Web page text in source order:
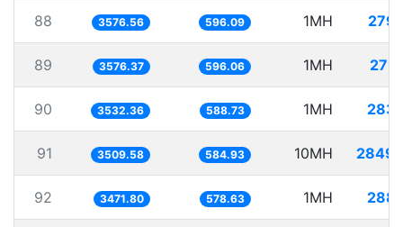
88 3576.56 596.09 1MH
89 3576.37 596.06 1MH
90 3532.36 588.73 1MH
91 3509.58 584.93 10MH
92 3471.80 578.63 1MH